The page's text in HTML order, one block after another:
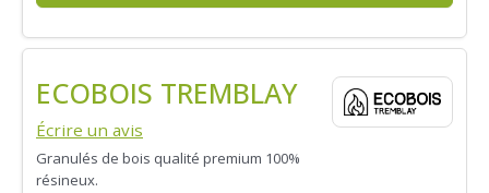
ECOBOIS TREMBLAY
Écrire un avis
Granulés de bois qualité premium 100%
résineux.